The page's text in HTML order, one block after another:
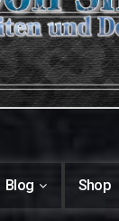
Blog Shop